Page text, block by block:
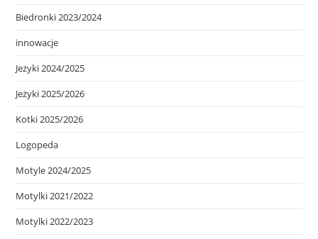
Biedronki 2023/2024
innowacje
Jeżyki 2024/2025
Jeżyki 2025/2026
Kotki 2025/2026
Logopeda
Motyle 2024/2025
Motylki 2021/2022
Motylki 2022/2023